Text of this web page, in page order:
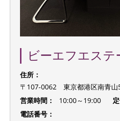
ビーエフエステ
住所：
〒107-0062 東京都港区南青
営業時間：
10:00～19:00
電話番号：